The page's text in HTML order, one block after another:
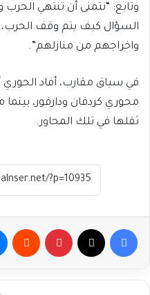
وتابع: “نتمنى أن تنتهي الحرب
السؤال كيف يتم وقف الحرب،
واخراجهم من منازلهم”.
في سياق مقارب، أفاد
محوري كردفان ودارفور،
ثقلها في تلك المحاور.
فيسبوك بينتيريست